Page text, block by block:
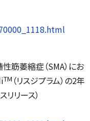
筋萎縮症（SMA）にお
TM （リスジプラム）の2年
リース）